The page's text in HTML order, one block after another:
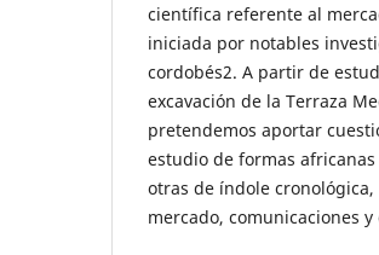
científica referente al
iniciada por notables
cordobés2. A partir de
excavación de la Terraza
pretendemos aportar
estudio de formas
otras de índole
mercado, comunicaciones